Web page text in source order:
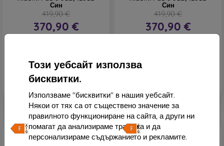
Този уебсайт използва
бисквитки.
Използваме "бисквитки" в нашия уебсайт.
Някои от тях са от съществено значение за
правилното функциониране на сайта, а други ни
помагат да анализираме трафика и да
персонализираме съдържанието и рекламите.
Син
419,90 €
370,90 €
Син
419,90 €
370,90 €
Безплатна доставка Безплатна доставка